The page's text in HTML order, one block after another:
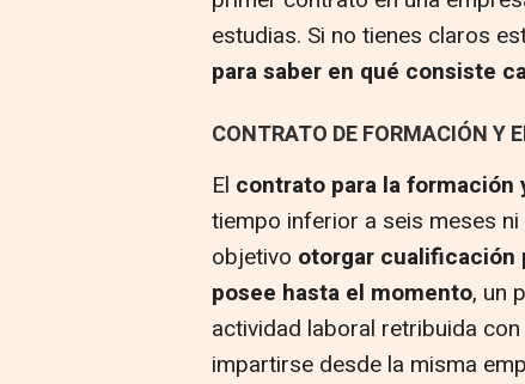
estudias. Si no tienes claros
para saber en qué consiste
CONTRATO DE FORMACIÓN Y
El contrato para la formación
tiempo inferior a seis meses
objetivo otorgar cualificación
posee hasta el momento, un
actividad laboral retribuida
impartirse desde la misma